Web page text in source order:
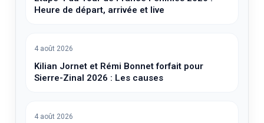
Heure de départ, arrivée et live
4 août 2026
Kilian Jornet et Rémi Bonnet forfait pour
Sierre-Zinal 2026 : Les causes
4 août 2026